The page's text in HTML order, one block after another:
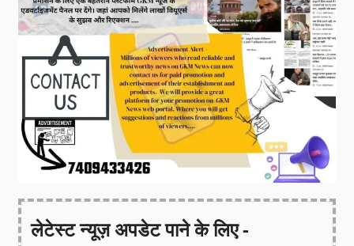
लेटेस्ट न्यूज़ अपडेट पाने के लिए -